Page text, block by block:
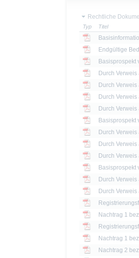
Rechtliche
Typ Titel
Endgültige
Basisprospekt
Basisprospekt
Basisprospekt
Nachtrag 1
Nachtrag 1
Nachtrag 2